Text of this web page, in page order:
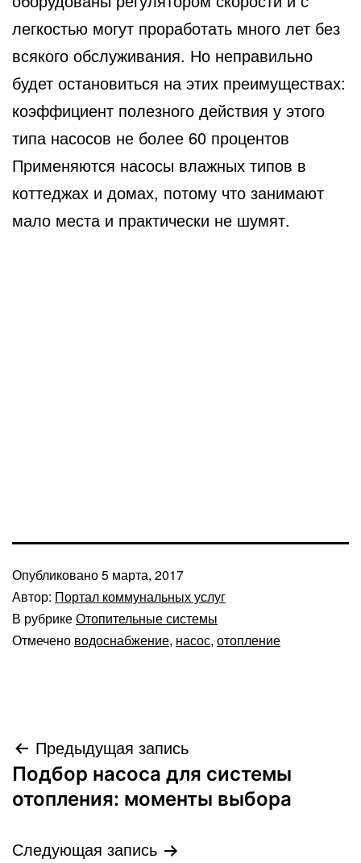
легкостью могут проработать много лет без
всякого обслуживания. Но неправильно
будет остановиться на этих преимуществах:
коэффициент полезного действия у этого
типа насосов не более 60 процентов
Применяются насосы влажных типов в
коттеджах и домах, потому что занимают
мало места и практически не шумят.
Опубликовано5 марта, 2017
Автор: Портал коммунальных услуг
В рубрикеОтопительные системы
Отмечено водоснабжение, насос, отопление
Навигация
по
Предыдущая запись
Подбор насоса для системы
отопления: моменты выбора
Следующая запись